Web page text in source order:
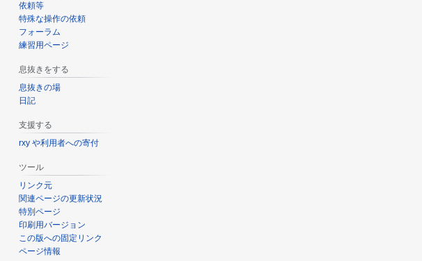
依頼等
特殊な操作の依頼
フォーラム
練習用ページ
息抜きをする
息抜きの場
日記
支援する
rxy や利用者への寄付
ツール
リンク元
関連ページの更新状況
特別ページ
印刷用バージョン
この版への固定リンク
ページ情報